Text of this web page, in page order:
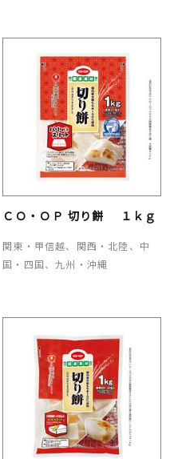
ＣＯ・ＯＰ 切り餅 １ｋｇ
関東・甲信越、関西・北陸、中
国・四国、九州・沖縄